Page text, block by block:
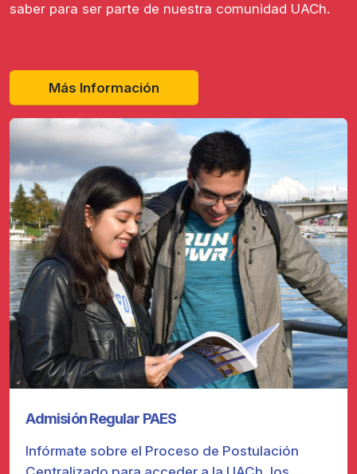
saber para ser parte de nuestra comunidad UACh.
Más Información
Admisión Regular PAES
Infórmate sobre el Proceso de Postulación